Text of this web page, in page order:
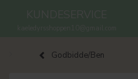
Godbidde/Ben